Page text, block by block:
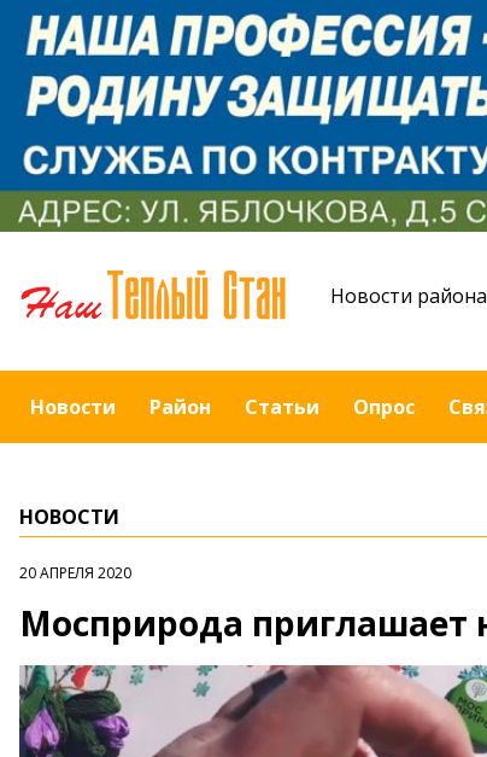
Новости
Новости Район Статьи Опрос
НОВОСТИ
20 АПРЕЛЯ 2020
Мосприрода приглашает